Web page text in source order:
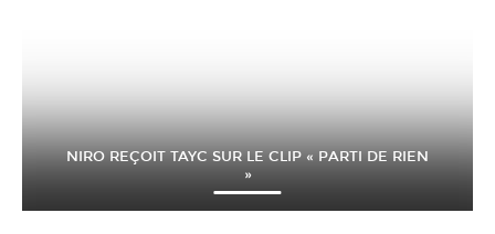
NIRO REÇOIT TAYC SUR LE CLIP « PARTI DE RIEN
»